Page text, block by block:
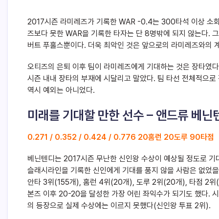
2017시즌 라미레즈가 기록한 WAR -0.4는 300타석 이상 소
즈보다 못한 WAR을 기록한 타자는 단 8명밖에 되지 않는다.
버트 푸홀스뿐이다. 더욱 최악인 것은 앞으로의 라미레즈와의
오티즈의 은퇴 이후 팀이 라미레즈에게 기대하는 것은 장타였
시즌 내내 장타의 부재에 시달리고 말았다. 팀 타선 전체적으
역시 예외는 아니었다.
미래를 기대할 만한 선수 – 앤드류 베닌
0.271 / 0.352 / 0.424 / 0.776 20홈런 20도루 90타점
베닌텐디는 2017시즌 무난한 신인왕 수상이 예상될 정도
슬래시라인을 기록한 신인에게 기대를 품지 않을 사람은 없었
안타 3위(155개), 홈런 4위(20개), 도루 2위(20개), 타점 2
본즈 이후 20-20을 달성한 가장 어린 좌익수가 되기도 했다.
의 등장으로 실제 수상에는 이르지 못했다(신인왕 투표 2위).